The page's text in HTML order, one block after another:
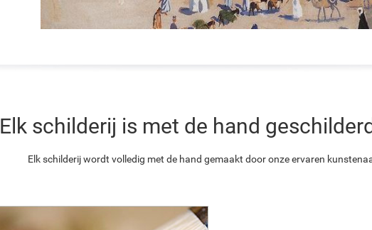
Elk schilderij is met de hand
Elk schilderij wordt volledig met de hand gemaakt door onze ervaren